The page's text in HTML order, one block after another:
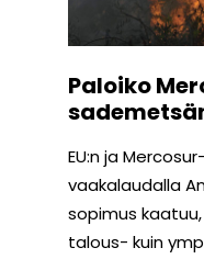
Paloiko
EU:n ja
vaakalaudalla
sopimus
talous- kuin